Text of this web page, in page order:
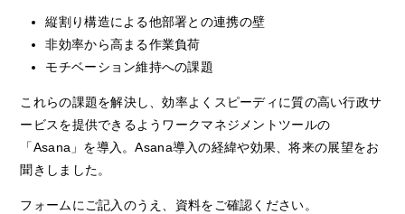
縦割り構造による他部署との連携の壁
非効率から高まる作業負荷
モチベーション維持への課題
これらの課題を解決し、効率よくスピーディに質の高い行政サ
ービスを提供できるようワークマネジメントツールの
「Asana」を導入。Asana導入の経緯や効果、将来の展望をお
聞きしました。
フォームにご記入のうえ、資料をご確認ください。